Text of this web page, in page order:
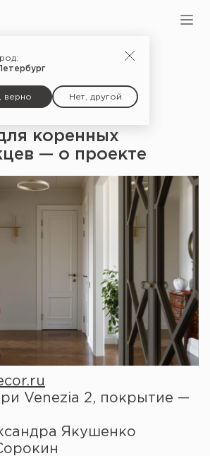
верно Нет, другой
в СМИ
коренных
— о проекте
Venezia 2, покрытие —
Якушенко